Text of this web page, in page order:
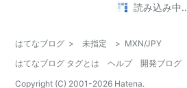
のだ。 ネコは、なんと言えばいい
つものよ…
読み込み中
はてなブログ > 未指定 > MXN/JPY
はてなブログ タグとは
ヘルプ 開発ブログ
Copyright (C) 2001-2026 Hatena.